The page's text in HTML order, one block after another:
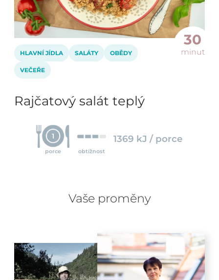
30
minut
HLAVNÍ JÍDLA SALÁTY OBĚDY
VEČEŘE
Rajčatový salát teplý
1
porce obtížnost
1369 kJ / porce
Vaše proměny